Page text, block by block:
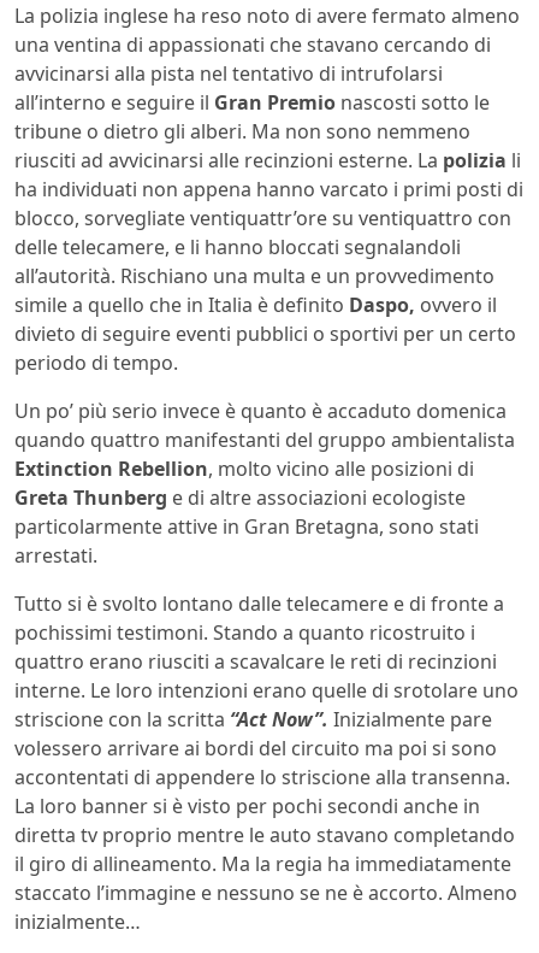
La polizia inglese ha reso noto di avere fermato almeno
una ventina di appassionati che stavano cercando di
avvicinarsi alla pista nel tentativo di intrufolarsi
all’interno e seguire il Gran Premio nascosti sotto le
tribune o dietro gli alberi. Ma non sono nemmeno
riusciti ad avvicinarsi alle recinzioni esterne. La polizia li
ha individuati non appena hanno varcato i primi posti di
blocco, sorvegliate ventiquattr’ore su ventiquattro con
delle telecamere, e li hanno bloccati segnalandoli
all’autorità. Rischiano una multa e un provvedimento
simile a quello che in Italia è definito Daspo, ovvero il
divieto di seguire eventi pubblici o sportivi per un certo
periodo di tempo.
Un po’ più serio invece è quanto è accaduto domenica
quando quattro manifestanti del gruppo ambientalista
Extinction Rebellion, molto vicino alle posizioni di
Greta Thunberg e di altre associazioni ecologiste
particolarmente attive in Gran Bretagna, sono stati
arrestati.
Tutto si è svolto lontano dalle telecamere e di fronte a
pochissimi testimoni. Stando a quanto ricostruito i
quattro erano riusciti a scavalcare le reti di recinzioni
interne. Le loro intenzioni erano quelle di srotolare uno
striscione con la scritta “Act Now”. Inizialmente pare
volessero arrivare ai bordi del circuito ma poi si sono
accontentati di appendere lo striscione alla transenna.
La loro banner si è visto per pochi secondi anche in
diretta tv proprio mentre le auto stavano completando
il giro di allineamento. Ma la regia ha immediatamente
staccato l’immagine e nessuno se ne è accorto. Almeno
inizialmente…